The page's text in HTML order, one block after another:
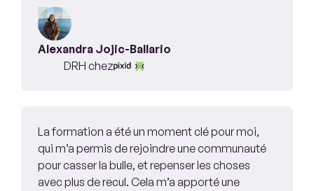
Alexandra Jojic-Ballario
DRH chez
La formation a été un moment clé pour moi,
qui m’a permis de rejoindre une communauté
pour casser la bulle, et repenser les choses
avec plus de recul. Cela m’a apporté une